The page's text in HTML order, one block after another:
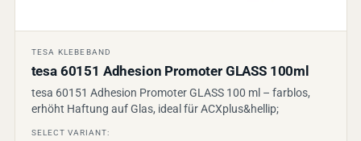
TESA KLEBEBAND
tesa 60151 Adhesion Promoter GLASS 100ml
tesa 60151 Adhesion Promoter GLASS 100 ml – farblos,
erhöht Haftung auf Glas, ideal für ACXplus&hellip;
SELECT VARIANT: